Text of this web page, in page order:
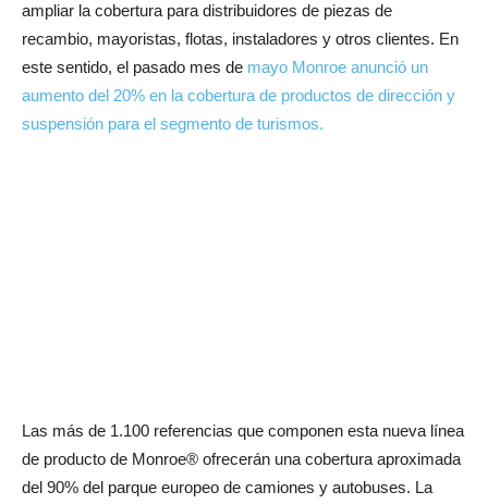
ampliar la cobertura para distribuidores de piezas de
recambio, mayoristas, flotas, instaladores y otros clientes. En
este sentido, el pasado mes de mayo Monroe anunció un
aumento del 20% en la cobertura de productos de dirección y
suspensión para el segmento de turismos.
Las más de 1.100 referencias que componen esta nueva línea
de producto de Monroe® ofrecerán una cobertura aproximada
del 90% del parque europeo de camiones y autobuses. La